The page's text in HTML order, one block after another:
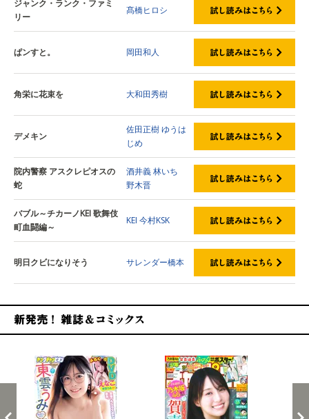
ジャンク・ランク・ファミ
リー
髙橋ヒロシ
ぱンすと。 岡田和人
角栄に花束を 大和田秀樹
デメキン
佐田正樹ゆうは
じめ
院内警察 アスクレピオスの
蛇
酒井義林いち
野木晋
バブル～チカーノKEI 歌舞伎
町血闘編～
KEI 今村KSK
明日クビになりそう サレンダー橋本